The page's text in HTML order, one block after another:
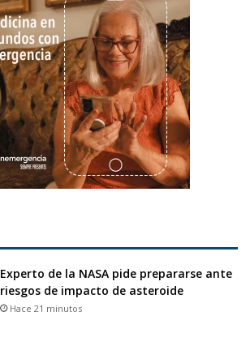
Experto de la NASA pide prepararse ante
riesgos de impacto de asteroide
Hace 21 minutos